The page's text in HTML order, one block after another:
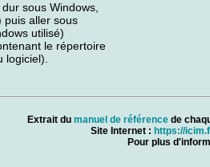
sous Windows,
puis aller sous
utilisé)
le répertoire
Extrait du manuel de référencede
Site Internet : https://
Pour plus